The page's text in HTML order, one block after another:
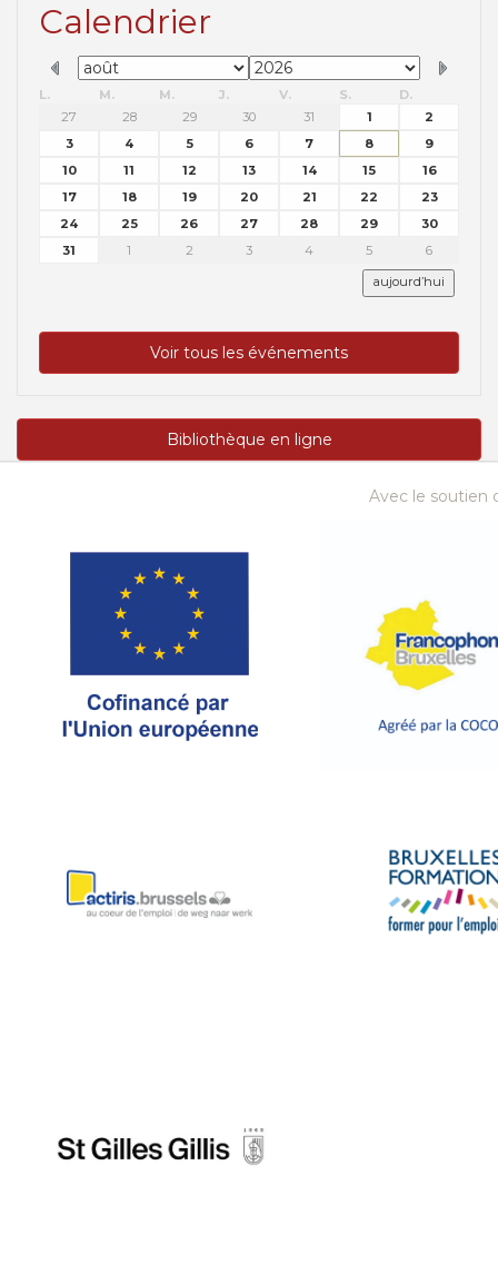
Calendrier
L. M. M. J. V. S.
D.
27
28 29 30 31 1
2
3
4 5 6 7 8
9
10
11 12 13 14 15
16
17
18 19 20 21 22
23
24
25 26 27 28 29
30
31
1 2 3 4 5 6
aujourd’hui
Voir tous les événements
Bibliothèque en ligne
Avec le soutien